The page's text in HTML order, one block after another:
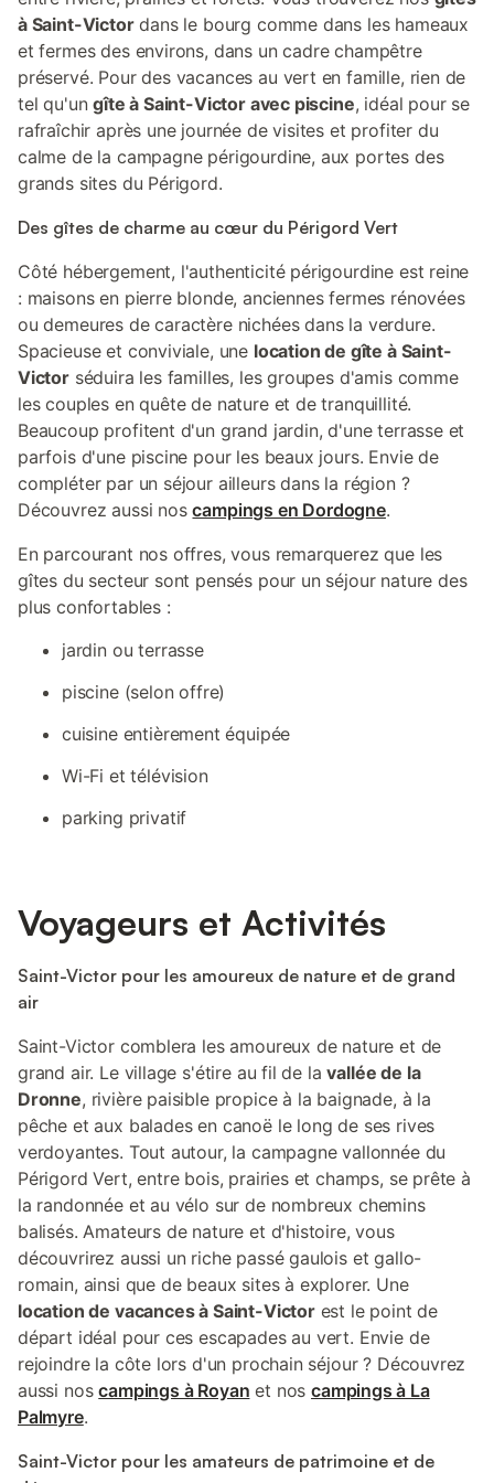
à Saint-Victordans le bourg comme dans les hameaux
et fermes des environs, dans un cadre champêtre
préservé. Pour des vacances au vert en famille, rien de
tel qu'ungîte à Saint-Victor avec piscine, idéal pour se
rafraîchir après une journée de visites et profiter du
calme de la campagne périgourdine, aux portes des
grands sites du Périgord.
Des gîtes de charme au cœur du Périgord Vert
Côté hébergement, l'authenticité périgourdine est reine
: maisons en pierre blonde, anciennes fermes rénovées
ou demeures de caractère nichées dans la verdure.
Spacieuse et conviviale, une location de gîte à Saint-
Victorséduira les familles, les groupes d'amis comme
les couples en quête de nature et de tranquillité.
Beaucoup profitent d'un grand jardin, d'une terrasse et
parfois d'une piscine pour les beaux jours. Envie de
compléter par un séjour ailleurs dans la région ?
Découvrez aussi noscampings en Dordogne.
En parcourant nos offres, vous remarquerez que les
gîtes du secteur sont pensés pour un séjour nature des
plus confortables :
jardin ou terrasse
piscine (selon offre)
cuisine entièrement équipée
Wi-Fi et télévision
parking privatif
Voyageurs et Activités
Saint-Victor pour les amoureux de nature et de grand
air
Saint-Victor comblera les amoureux de nature et de
grand air. Le village s'étire au fil de lavallée de la
Dronne, rivière paisible propice à la baignade, à la
pêche et aux balades en canoë le long de ses rives
verdoyantes. Tout autour, la campagne vallonnée du
Périgord Vert, entre bois, prairies et champs, se prête à
la randonnée et au vélo sur de nombreux chemins
balisés. Amateurs de nature et d'histoire, vous
découvrirez aussi un riche passé gaulois et gallo-
romain, ainsi que de beaux sites à explorer. Une
location de vacances à Saint-Victorest le point de
départ idéal pour ces escapades au vert. Envie de
rejoindre la côte lors d'un prochain séjour ? Découvrez
aussi noscampings à Royan et noscampings à La
Palmyre.
Saint-Victor pour les amateurs de patrimoine et de